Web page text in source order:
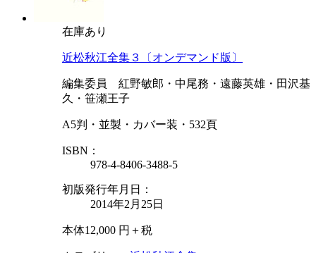
在庫あり
近松秋江全集３〔オンデマンド版〕
編集委員 紅野敏郎・中尾務・遠藤英雄・田沢基
久・笹瀬王子
A5判・並製・カバー装・532頁
ISBN：
978-4-8406-3488-5
初版発行年月日：
2014年2月25日
本体12,000 円＋税